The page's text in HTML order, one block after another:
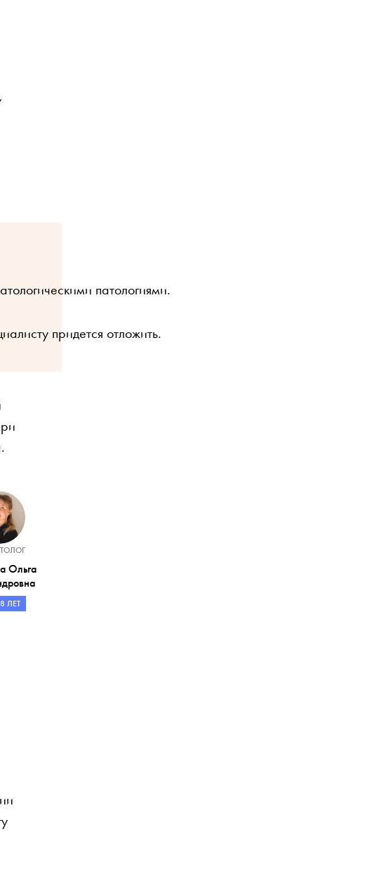
патологиями.
придется отложить.
Ольга
ЛЕТ